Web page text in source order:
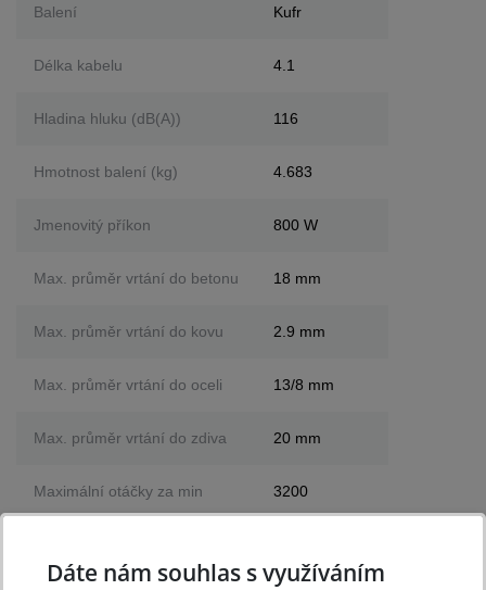
Balení Kufr
Délka kabelu 4.1
Hladina hluku (dB(A)) 116
Hmotnost balení (kg) 4.683
Jmenovitý příkon 800 W
Max. průměr vrtání do betonu 18 mm
Max. průměr vrtání do kovu 2.9 mm
Max. průměr vrtání do oceli 13/8 mm
Max. průměr vrtání do zdiva 20 mm
Maximální otáčky za min 3200
Dáte nám souhlas s využíváním